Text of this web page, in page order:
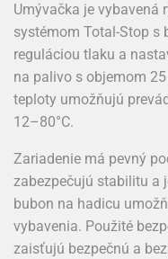
Umývačka je vybavená
systémom Total-Stop s
reguláciou tlaku a
na palivo s objemom
teploty umožňujú
12–80°C.
Zariadenie má pevný
zabezpečujú stabilitu a
bubon na hadicu
vybavenia. Použité
zaisťujú bezpečnú a